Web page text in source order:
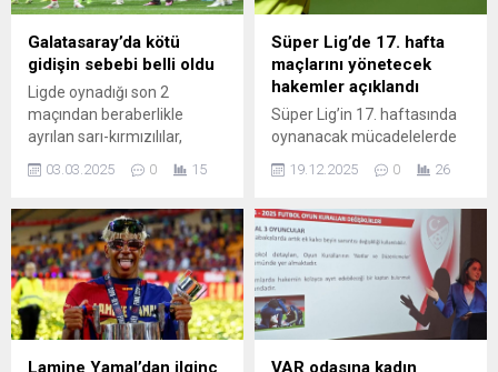
arasında. Başkan Dursun
Özbek, HT Spor’a yaptığı
açıklamada Icardi’yi “çok
önemli bir futbolcu” olarak
niteledi ve sarı-kırmızılı...
Galatasaray’da kötü
gidişin sebebi belli oldu
Ligde oynadığı son 2
maçından beraberlikle
ayrılan sarı-kırmızılılar,
Avrupa'daki başarısızlığın
oluşturduğu kara bulutları
Süper Lig'in 26'ncı
haftasında Kasımpaşa ile
oynadığı mücadelede iki
defa öne geçmesine
rağmen sahada ...
03.03.2025 0 15
Süper Lig’de 17. hafta
maçlarını yönetecek
hakemler açıklandı
Süper Lig’in 17. haftasında
oynanacak mücadelelerde
düdük çalacak hakemler
belli oldu.
19.12.2025 0 26
Lamine Yamal’dan ilginç VAR odasına kadın